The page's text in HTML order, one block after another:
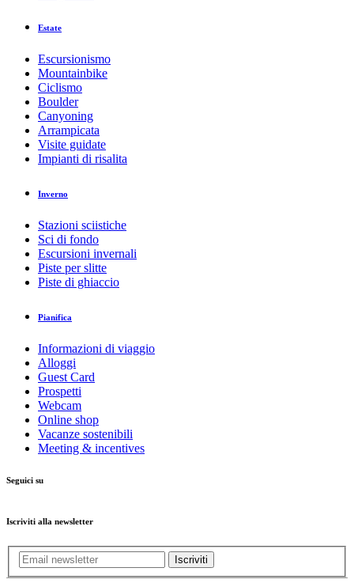
Estate
Escursionismo
Mountainbike
Ciclismo
Boulder
Canyoning
Arrampicata
Visite guidate
Impianti di risalita
Inverno
Stazioni sciistiche
Sci di fondo
Escursioni invernali
Piste per slitte
Piste di ghiaccio
Pianifica
Informazioni di viaggio
Alloggi
Guest Card
Prospetti
Webcam
Online shop
Vacanze sostenibili
Meeting & incentives
Seguici su
Iscriviti alla newsletter
Iscriviti